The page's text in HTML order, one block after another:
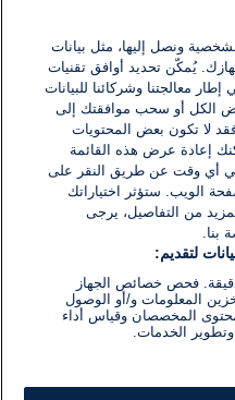
ونصل إليها، مثل بيانات
يُمكّن تحديد أوافق تقنيات
معالجتنا وشركائنا للبيانات
الكل أو سحب موافقتك إلى
فقد لا تكون بعض المحتويات
إعادة عرض هذه القائمة
في أي وقت عن طريق النقر على
الويب. ستؤثر اختياراتك
من التفاصيل، يرجى
بنا.
لتقديم:
فحص خصائص الجهاز
المعلومات و/أو الوصول
المخصصان وقياس أداء
وتطوير الخدمات.